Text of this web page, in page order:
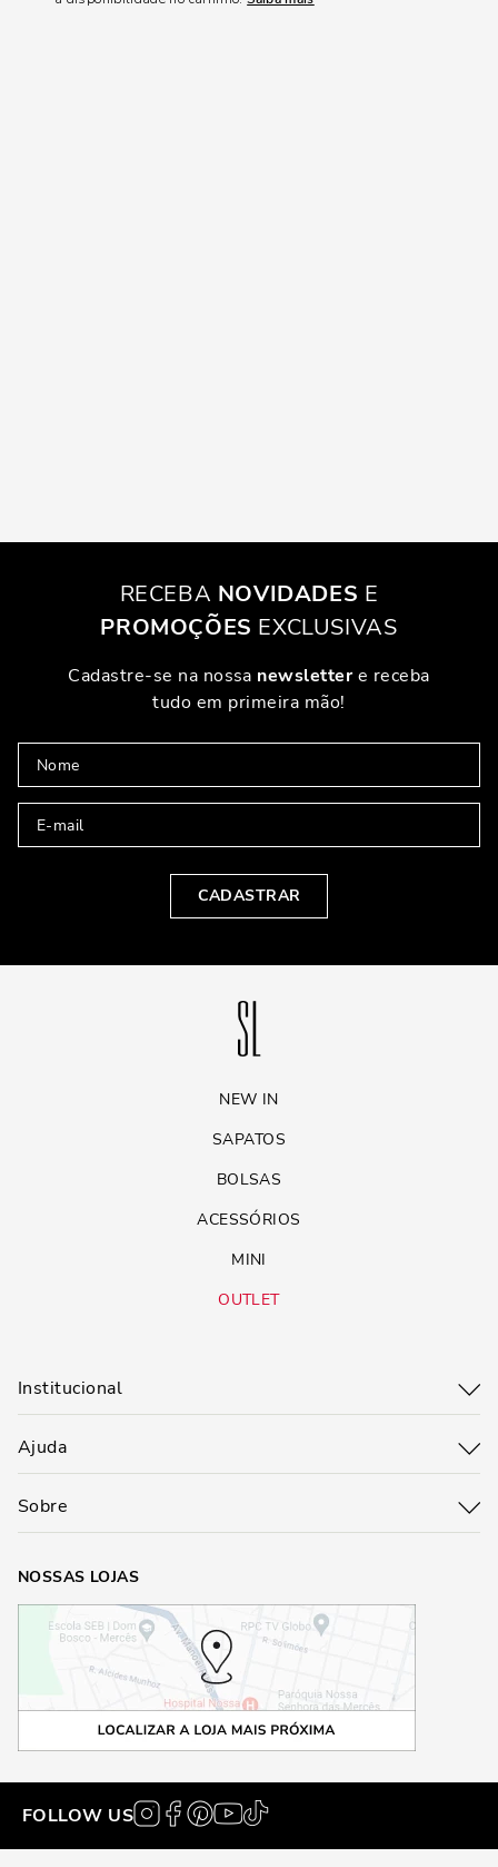
RECEBA NOVIDADES E
PROMOÇÕES EXCLUSIVAS
Cadastre-se na nossa newslettere receba
tudo em primeira mão!
CADASTRAR
NEW IN
SAPATOS
BOLSAS
ACESSÓRIOS
MINI
OUTLET
Institucional
Ajuda
Sobre
NOSSAS LOJAS
FOLLOW US